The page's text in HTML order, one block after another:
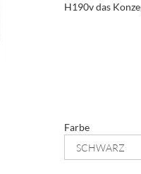
H190v das
Farbe